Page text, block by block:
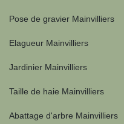
Pose de gravier Mainvilliers
Elagueur Mainvilliers
Jardinier Mainvilliers
Taille de haie Mainvilliers
Abattage d'arbre Mainvilliers